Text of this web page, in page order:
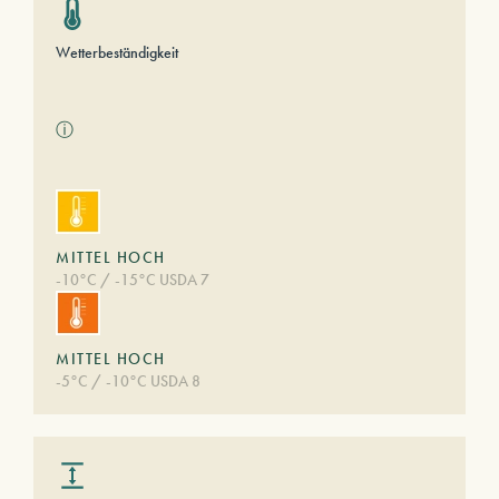
Wetterbeständigkeit
ⓘ
MITTEL HOCH
-10°C / -15°C USDA 7
MITTEL HOCH
-5°C / -10°C USDA 8